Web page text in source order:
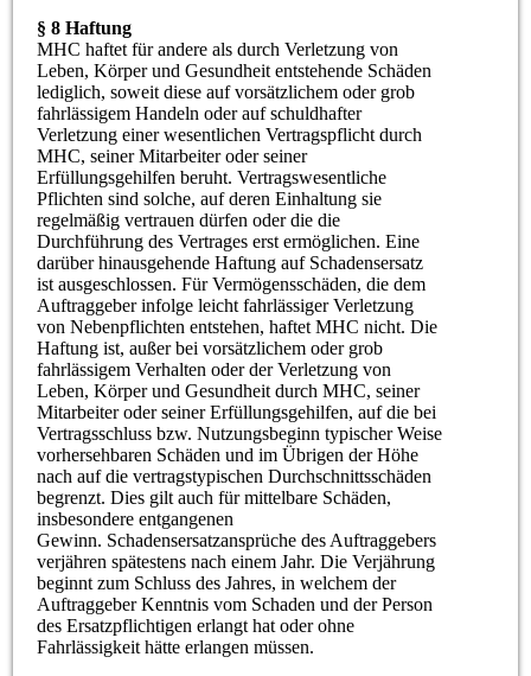
§ 8 Haftung
MHC haftet für andere als durch Verletzung von
Leben, Körper und Gesundheit entstehende Schäden
lediglich, soweit diese auf vorsätzlichem oder grob
fahrlässigem Handeln oder auf schuldhafter
Verletzung einer wesentlichen Vertragspflicht durch
MHC, seiner Mitarbeiter oder seiner
Erfüllungsgehilfen beruht. Vertragswesentliche
Pflichten sind solche, auf deren Einhaltung sie
regelmäßig vertrauen dürfen oder die die
Durchführung des Vertrages erst ermöglichen. Eine
darüber hinausgehende Haftung auf Schadensersatz
ist ausgeschlossen. Für Vermögensschäden, die dem
Auftraggeber infolge leicht fahrlässiger Verletzung
von Nebenpflichten entstehen, haftet MHC nicht. Die
Haftung ist, außer bei vorsätzlichem oder grob
fahrlässigem Verhalten oder der Verletzung von
Leben, Körper und Gesundheit durch MHC, seiner
Mitarbeiter oder seiner Erfüllungsgehilfen, auf die bei
Vertragsschluss bzw. Nutzungsbeginn typischer Weise
vorhersehbaren Schäden und im Übrigen der Höhe
nach auf die vertragstypischen Durchschnittsschäden
begrenzt. Dies gilt auch für mittelbare Schäden,
insbesondere entgangenen
Gewinn. Schadensersatzansprüche des Auftraggebers
verjähren spätestens nach einem Jahr. Die Verjährung
beginnt zum Schluss des Jahres, in welchem der
Auftraggeber Kenntnis vom Schaden und der Person
des Ersatzpflichtigen erlangt hat oder ohne
Fahrlässigkeit hätte erlangen müssen.